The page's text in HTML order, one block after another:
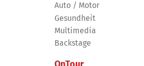
Auto / Motor
Gesundheit
Multimedia
Backstage